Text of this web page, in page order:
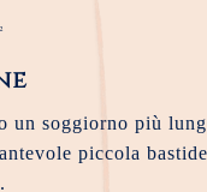
un soggiorno più
piccola